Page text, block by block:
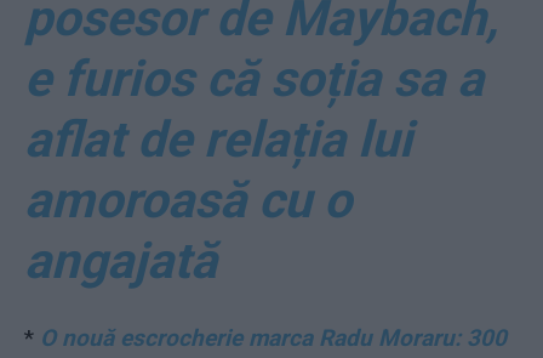
posesor de Maybach,
e furios că soția sa a
aflat de relația lui
amoroasă cu o
angajată
* O nouă escrocherie marca Radu Moraru: 300